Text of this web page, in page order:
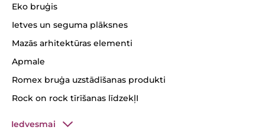
Eko bruģis
Ietves un seguma plāksnes
Mazās arhitektūras elementi
Apmale
Romex bruģa uzstādīšanas produkti
Rock on rock tīrīšanas līdzekļI
Iedvesmai